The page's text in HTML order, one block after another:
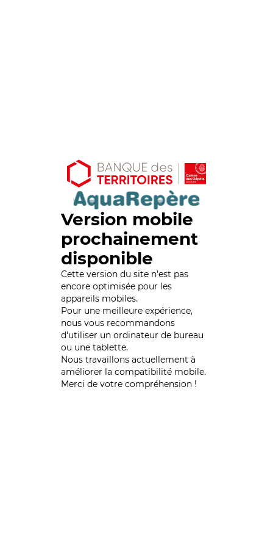
Version mobile
prochainement
disponible
Cette version du site n’est pas
encore optimisée pour les
appareils mobiles.
Pour une meilleure expérience,
nous vous recommandons
d'utiliser un ordinateur de bureau
ou une tablette.
Nous travaillons actuellement à
améliorer la compatibilité mobile.
Merci de votre compréhension !